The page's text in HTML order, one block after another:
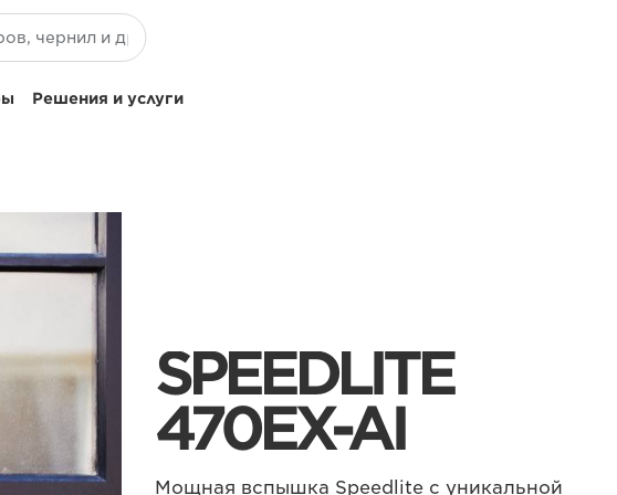
Решения и услуги
SPEEDLITE
470EX-AI
Мощная вспышка Speedlite с уникальной